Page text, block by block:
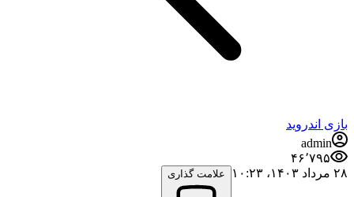
بازی اندروید
admin
۴۶٬۷۹۵
۲۸ مرداد ۱۴۰۳،‏ ۱۰:۲۳
علامت گذاری